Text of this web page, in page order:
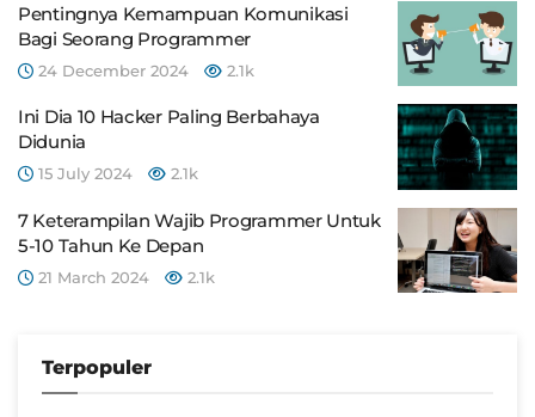
Pentingnya Kemampuan Komunikasi
Bagi Seorang Programmer
24 December 2024 2.1k
Ini Dia 10 Hacker Paling Berbahaya
Didunia
15 July 2024 2.1k
7 Keterampilan Wajib Programmer Untuk
5-10 Tahun Ke Depan
21 March 2024 2.1k
Terpopuler